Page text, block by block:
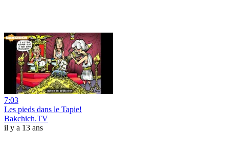
7:03
Les pieds dans le Tapie!
Bakchich.TV
il y a 13 ans